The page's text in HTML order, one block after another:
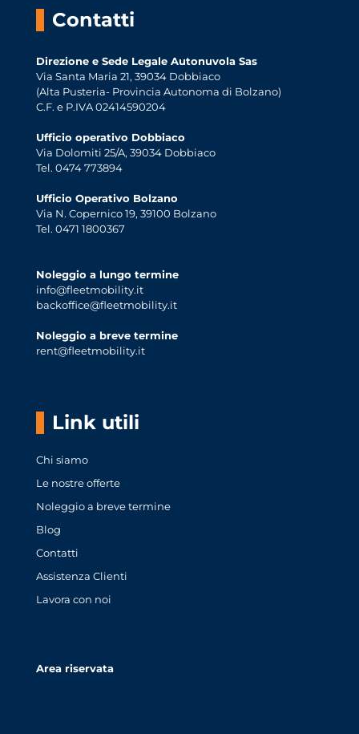
Contatti
Direzione e Sede Legale Autonuvola Sas
Via Santa Maria 21, 39034 Dobbiaco
(Alta Pusteria- Provincia Autonoma di Bolzano)
C.F. e P.IVA 02414590204
Ufficio operativo Dobbiaco
Via Dolomiti 25/A, 39034 Dobbiaco
Tel. 0474 773894
Ufficio Operativo Bolzano
Via N. Copernico 19, 39100 Bolzano
Tel. 0471 1800367
Noleggio a lungo termine
info@fleetmobility.it
backoffice@fleetmobility.it
Noleggio a breve termine
rent@fleetmobility.it
Link utili
Chi siamo
Le nostre offerte
Noleggio a breve termine
Blog
Contatti
Assistenza Clienti
Lavora con noi
Area riservata